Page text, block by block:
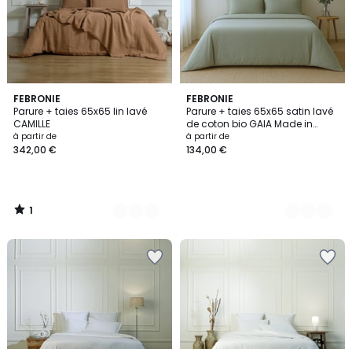
FEBRONIE
Parure + taies 65x65 lin lavé
CAMILLE
à partir de
342,00 €
1
/
5
3
Couleurs
1
/
FEBRONIE
Parure + taies 65x65 satin lavé
de coton bio GAIA Made in
Europe
à partir de
134,00 €
5
Couleurs